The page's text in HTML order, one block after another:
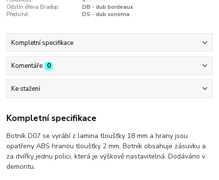
Odstín dřeva Bradop:
DB - dub bordeaux
Předsíně:
DS - dub sonoma
Kompletní specifikace
Komentáře 0
Ke stažení
Kompletní specifikace
Botník D07 se vyrábí z lamina tloušťky 18 mm a hrany jsou
opatřeny ABS hranou tloušťky 2 mm. Botník obsahuje zásuvku a
za dvířky jednu polici, která je výškově nastavitelná. Dodáváno v
demontu.